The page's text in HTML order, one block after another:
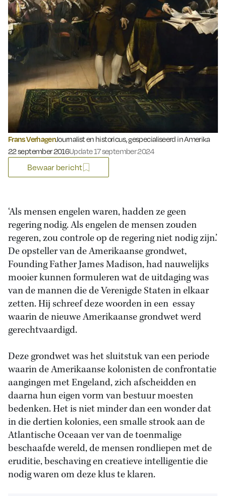
Frans VerhagenJournalist en historicus, gespecialiseerd in Amerika
Gepubliceerd op:
22 september 2016Update 17 september 2024
Bewaar bericht
‘Als mensen engelen waren, hadden ze geen
regering nodig. Als engelen de mensen zouden
regeren, zou controle op de regering niet nodig zijn.’
De opsteller van de Amerikaanse grondwet,
Founding Father James Madison, had nauwelijks
mooier kunnen formuleren wat de uitdaging was
van de mannen die de Verenigde Staten in elkaar
zetten. Hij schreef deze woorden in een essay
waarin de nieuwe Amerikaanse grondwet werd
gerechtvaardigd.
Deze grondwet was het sluitstuk van een periode
waarin de Amerikaanse kolonisten de confrontatie
aangingen met Engeland, zich afscheidden en
daarna hun eigen vorm van bestuur moesten
bedenken. Het is niet minder dan een wonder dat
in die dertien kolonies, een smalle strook aan de
Atlantische Oceaan ver van de toenmalige
beschaafde wereld, de mensen rondliepen met de
eruditie, beschaving en creatieve intelligentie die
nodig waren om deze klus te klaren.